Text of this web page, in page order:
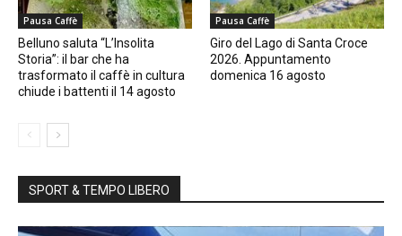
Pausa Caffè
Belluno saluta “L’Insolita
Storia”: il bar che ha
trasformato il caffè in cultura
chiude i battenti il 14 agosto
Pausa Caffè
Giro del Lago di Santa Croce
2026. Appuntamento
domenica 16 agosto
SPORT & TEMPO LIBERO